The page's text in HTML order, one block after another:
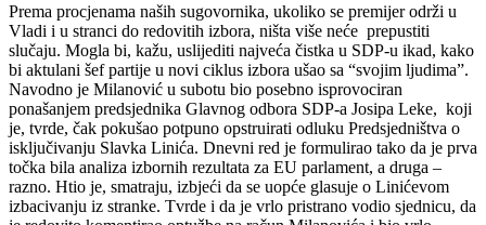
Prema procjenama naših sugovornika, ukoliko se premijer održi u
Vladi i u stranci do redovitih izbora, ništa više neće prepustiti
slučaju. Mogla bi, kažu, uslijediti najveća čistka u SDP-u ikad, kako
bi aktulani šef partije u novi ciklus izbora ušao sa “svojim ljudima”.
Navodno je Milanović u subotu bio posebno isprovociran
ponašanjem predsjednika Glavnog odbora SDP-a Josipa Leke, koji
je, tvrde, čak pokušao potpuno opstruirati odluku Predsjedništva o
isključivanju Slavka Linića. Dnevni red je formulirao tako da je prva
točka bila analiza izbornih rezultata za EU parlament, a druga –
razno. Htio je, smatraju, izbjeći da se uopće glasuje o Linićevom
izbacivanju iz stranke. Tvrde i da je vrlo pristrano vodio sjednicu, da